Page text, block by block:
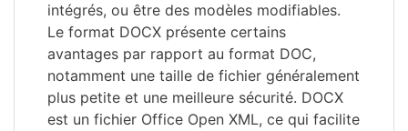
intégrés, ou être des modèles modifiables.
Le format DOCX présente certains
avantages par rapport au format DOC,
notamment une taille de fichier généralement
plus petite et une meilleure sécurité. DOCX
est un fichier Office Open XML, ce qui facilite